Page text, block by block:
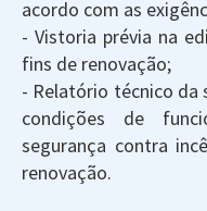
acordo com as
- Vistoria prévia na
fins de renovação;
- Relatório técnico da
condições de
segurança contra
renovação.